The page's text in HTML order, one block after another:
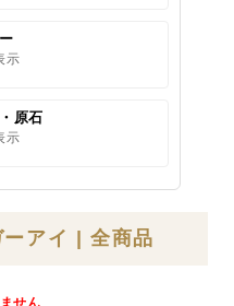
示
原石
示
アイ | 全商品
せん